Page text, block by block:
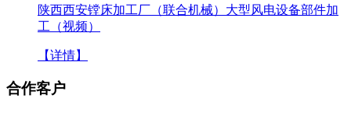
陕西西安镗床加工厂（联合机械）大型风电设备部件加
工（视频）
【详情】
合作客户